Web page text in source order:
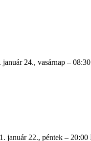
24., vasárnap –
január 22., péntek –